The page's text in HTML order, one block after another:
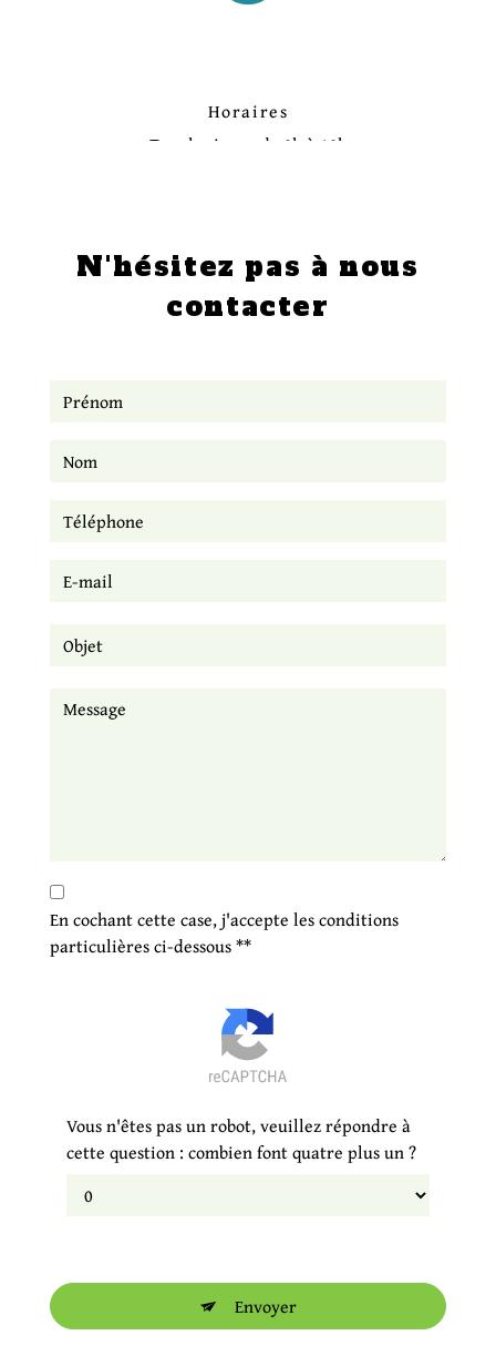
Horaires
Tous les jours, de 9h à 19h
N'hésitez pas à nous
contacter
En cochant cette case, j'accepte les conditions
particulières ci-dessous **
Vous n'êtes pas un robot, veuillez répondre à
cette question : combien font quatre plus un ?
Envoyer